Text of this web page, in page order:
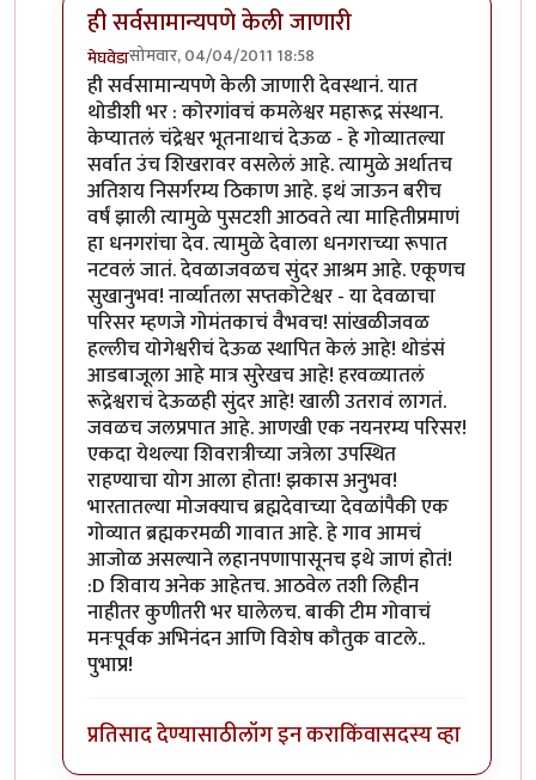
ही सर्वसामान्यपणे केली जाणारी
मेघवेडासोमवार, 04/04/2011 18:58
In reply toगोव्यातील मंदीरे खरोखरच फारby
ही सर्वसामान्यपणे केली जाणारी देवस्थानं. यात
थोडीशी भर : कोरगांवचं कमलेश्वर महारूद्र संस्थान.
केप्यातलं चंद्रेश्वर भूतनाथाचं देऊळ - हे गोव्यातल्या
सर्वात उंच शिखरावर वसलेलं आहे. त्यामुळे अर्थातच
अतिशय निसर्गरम्य ठिकाण आहे. इथं जाऊन बरीच
वर्षं झाली त्यामुळे पुसटशी आठवते त्या माहितीप्रमाणं
हा धनगरांचा देव. त्यामुळे देवाला धनगराच्या रूपात
नटवलं जातं. देवळाजवळच सुंदर आश्रम आहे. एकूणच
सुखानुभव! नार्व्यातला सप्तकोटेश्वर - या देवळाचा
परिसर म्हणजे गोमंतकाचं वैभवच! सांखळीजवळ
हल्लीच योगेश्वरीचं देऊळ स्थापित केलं आहे! थोडंसं
आडबाजूला आहे मात्र सुरेखच आहे! हरवळ्यातलं
रूद्रेश्वराचं देऊळही सुंदर आहे! खाली उतरावं लागतं.
जवळच जलप्रपात आहे. आणखी एक नयनरम्य परिसर!
एकदा येथल्या शिवरात्रीच्या जत्रेला उपस्थित
राहण्याचा योग आला होता! झकास अनुभव!
भारतातल्या मोजक्याच ब्रह्मदेवाच्या देवळांपैकी एक
गोव्यात ब्रह्मकरमळी गावात आहे. हे गाव आमचं
आजोळ असल्याने लहानपणापासूनच इथे जाणं होतं!
:D शिवाय अनेक आहेतच. आठवेल तशी लिहीन
नाहीतर कुणीतरी भर घालेलच. बाकी टीम गोवाचं
मनःपूर्वक अभिनंदन आणि विशेष कौतुक वाटले..
पुभाप्र!
प्रतिसाद देण्यासाठीलॉग इन कराकिंवासदस्य व्हा